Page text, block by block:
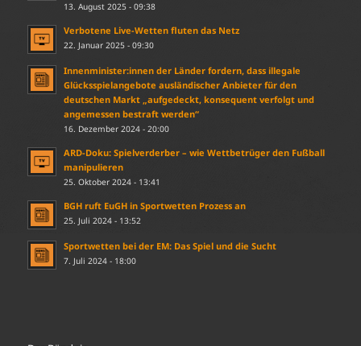
13. August 2025 - 09:38
Verbotene Live-Wetten fluten das Netz
22. Januar 2025 - 09:30
Innenminister:innen der Länder fordern, dass illegale
Glücksspielangebote ausländischer Anbieter für den
deutschen Markt „aufgedeckt, konsequent verfolgt und
angemessen bestraft werden“
16. Dezember 2024 - 20:00
ARD-Doku: Spielverderber – wie Wettbetrüger den Fußball
manipulieren
25. Oktober 2024 - 13:41
BGH ruft EuGH in Sportwetten Prozess an
25. Juli 2024 - 13:52
Sportwetten bei der EM: Das Spiel und die Sucht
7. Juli 2024 - 18:00